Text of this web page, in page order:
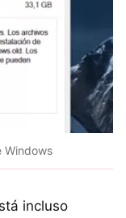
Windows
incluso